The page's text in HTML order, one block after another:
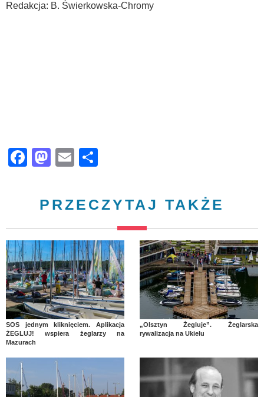
Redakcja: B. Świerkowska-Chromy
Facebook
Mastodon
Email
PRZECZYTAJ TAKŻE
SOS jednym kliknięciem. Aplikacja
ŻEGLUJ! wspiera żeglarzy na
Mazurach
„Olsztyn Żegluje”. Żeglarska
rywalizacja na Ukielu